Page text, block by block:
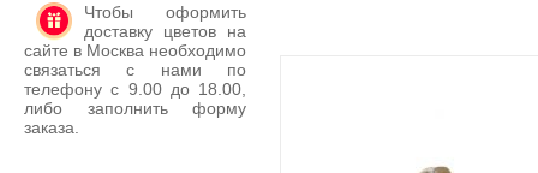
Чтобы оформить
доставку цветов на
сайте в Москва необходимо
связаться с нами по
телефону с 9.00 до 18.00,
либо заполнить форму
заказа.